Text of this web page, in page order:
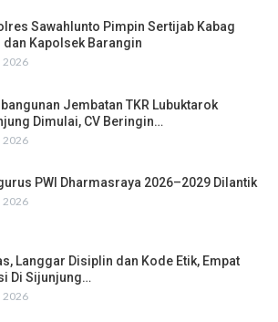
Sawahlunto Pimpin Sertijab Kabag
dan Kapolsek Barangin
2026
Jembatan TKR Lubuktarok
Dimulai, CV Beringin…
2026
PWI Dharmasraya 2026–2029 Dilantik
2026
Langgar Disiplin dan Kode Etik, Empat
Di Sijunjung…
2026